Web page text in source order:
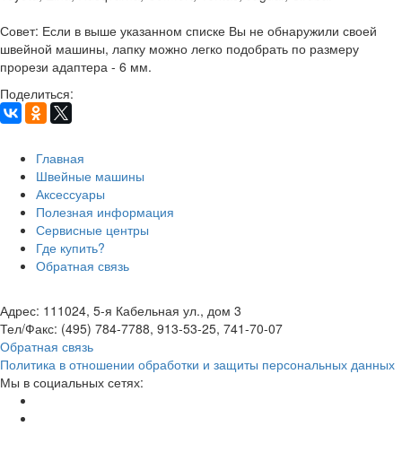
Совет: Если в выше указанном списке Вы не обнаружили своей
швейной машины, лапку можно легко подобрать по размеру
прорези адаптера - 6 мм.
Поделиться:
Главная
Швейные машины
Аксессуары
Полезная информация
Сервисные центры
Где купить?
Обратная связь
Адрес: 111024, 5-я Кабельная ул., дом 3
Тел/Факс: (495) 784-7788, 913-53-25, 741-70-07
Обратная связь
Политика в отношении обработки и защиты персональных данных
Мы в социальных сетях: